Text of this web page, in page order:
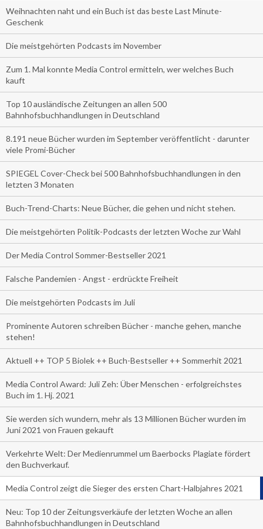
Weihnachten naht und ein Buch ist das beste Last Minute-
Geschenk
Die meistgehörten Podcasts im November
Zum 1. Mal konnte Media Control ermitteln, wer welches Buch
kauft
Top 10 ausländische Zeitungen an allen 500
Bahnhofsbuchhandlungen in Deutschland
8.191 neue Bücher wurden im September veröffentlicht - darunter
viele Promi-Bücher
SPIEGEL Cover-Check bei 500 Bahnhofsbuchhandlungen in den
letzten 3 Monaten
Buch-Trend-Charts: Neue Bücher, die gehen und nicht stehen.
Die meistgehörten Politik-Podcasts der letzten Woche zur Wahl
Der Media Control Sommer-Bestseller 2021
Falsche Pandemien - Angst - erdrückte Freiheit
Die meistgehörten Podcasts im Juli
Prominente Autoren schreiben Bücher - manche gehen, manche
stehen!
Aktuell ++ TOP 5 Biolek ++ Buch-Bestseller ++ Sommerhit 2021
Media Control Award: Juli Zeh: Über Menschen - erfolgreichstes
Buch im 1. Hj. 2021
Sie werden sich wundern, mehr als 13 Millionen Bücher wurden im
Juni 2021 von Frauen gekauft
Verkehrte Welt: Der Medienrummel um Baerbocks Plagiate fördert
den Buchverkauf.
Media Control zeigt die Sieger des ersten Chart-Halbjahres 2021
Neu: Top 10 der Zeitungsverkäufe der letzten Woche an allen
Bahnhofsbuchhandlungen in Deutschland